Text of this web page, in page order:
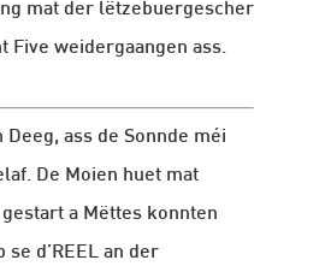
mat der lëtzebuergescher
Five weidergaangen ass.
Deeg, ass de Sonnde méi
De Moien huet mat
a Mëttes konnten
se d’REEL an der